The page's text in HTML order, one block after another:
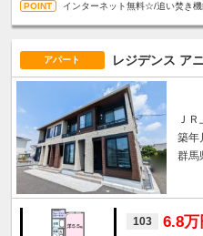
インターネット無料☆/追い焚き
アパート レジデンス ア
Ｊ
築年
群馬
103 6.8万